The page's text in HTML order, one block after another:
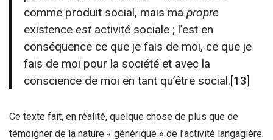
comme produit social, mais mapropre
existenceest activité sociale ; l’est en
conséquence ce que je fais de moi, ce que je
fais de moi pour la société et avec la
conscience de moi en tant qu’être social.[13]
Ce texte fait, en réalité, quelque chose de plus que de
témoigner de la nature « générique » de l’activité langagière.